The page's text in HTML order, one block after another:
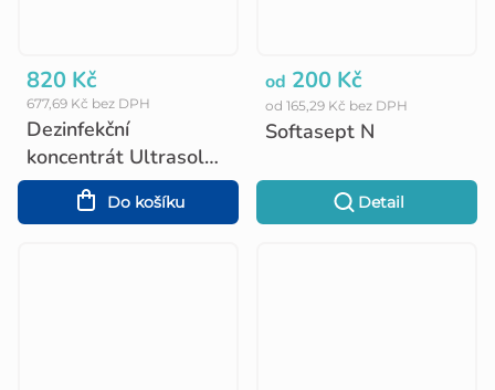
Dezinfekční
koncentrát Ultrasol
Active - 1 kg
677,69 Kč bez DPH
820 Kč
Do košíku
Softasept N
od 165,29 Kč bez DPH
od 200 Kč
Detail